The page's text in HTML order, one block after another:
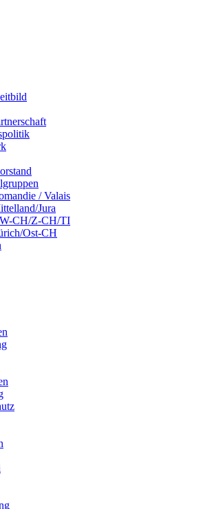
/ Valais
Jura
CH/Z-CH/TI
Ost-CH